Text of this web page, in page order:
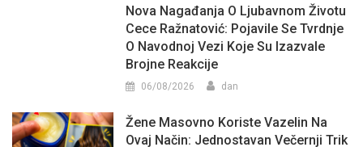
Nova Nagađanja O Ljubavnom Životu
Cece Ražnatović: Pojavile Se Tvrdnje
O Navodnoj Vezi Koje Su Izazvale
Brojne Reakcije
06/08/2026 dan
Žene Masovno Koriste Vazelin Na
Ovaj Način: Jednostavan Večernji Trik